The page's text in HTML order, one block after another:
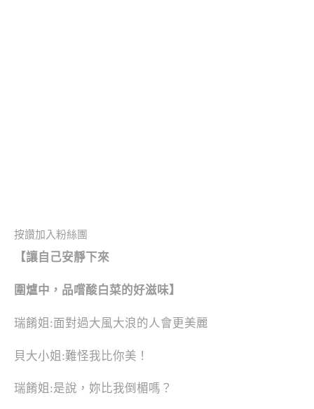
按讚加入粉絲團
【讓自己安靜下來
圍爐中，品嚐酸白菜的好滋味】
瑞餚姐:面對過大風大浪的人會更美麗
貝大小姐:難怪我比你美！
瑞餚姐:是說，妳比我倒楣嗎？